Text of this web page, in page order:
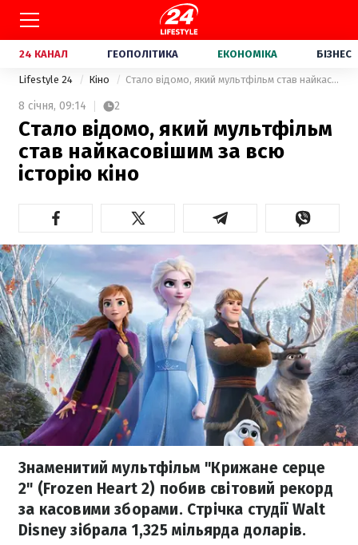
24 КАНАЛ ГЕОПОЛІТИКА ЕКОНОМІКА БІЗНЕС
Lifestyle 24 Кіно Стало відомо, який мультфільм став найкасовішим за всю історію кіно
8 січня, 09:14 2
Стало відомо, який мультфільм
став найкасовішим за всю
історію кіно
Знаменитий мультфільм "Крижане серце
2" (Frozen Heart 2) побив світовий рекорд
за касовими зборами. Стрічка студії Walt
Disney зібрала 1,325 мільярда доларів.